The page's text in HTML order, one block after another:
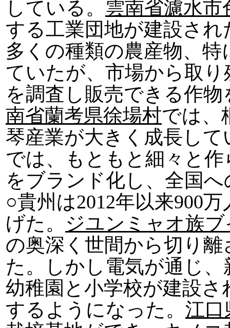
している。 雲南省濾水市
する工業団地が建設され
多くの種類の農産物、
ていたが、市場から取
を調査し販売できる作
南省蘭考県徐場村では、
琴産業が大きく成長して
では、もともと細々と
をブランド化し、全国
○貴州は2012年以来900
げた。 ジユンミャオ族
の奥深く世間から切り
た。しかし電気が通じ
幼稚園と小学校が建設
するようになった。 江口